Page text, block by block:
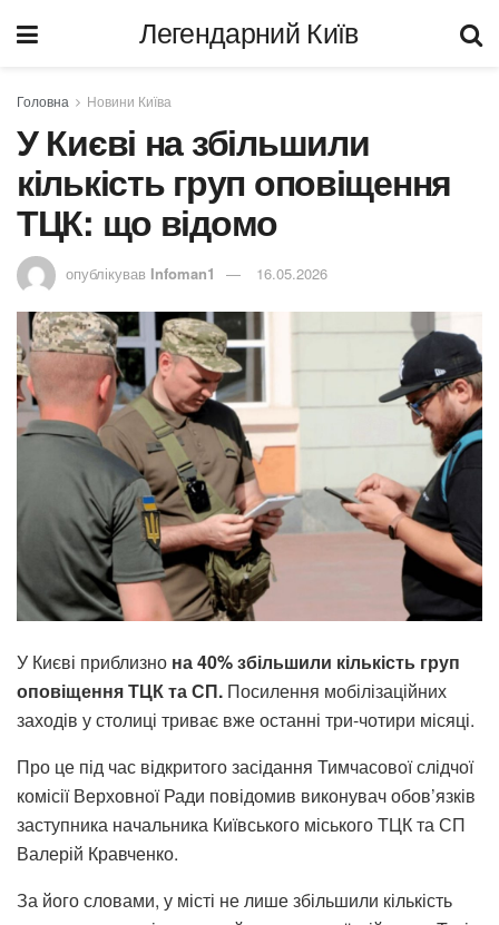
Легендарний Київ
Головна Новини Київа
У Києві на збільшили
кількість груп оповіщення
ТЦК: що відомо
опублікував Infoman1 16.05.2026
У Києві приблизно на 40% збільшили кількість груп
оповіщення ТЦК та СП. Посилення мобілізаційних
заходів у столиці триває вже останні три-чотири місяці.
Про це під час відкритого засідання Тимчасової слідчої
комісії Верховної Ради повідомив виконувач обов’язків
заступника начальника Київського міського ТЦК та СП
Валерій Кравченко.
За його словами, у місті не лише збільшили кількість